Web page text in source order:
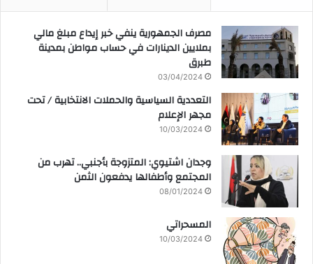
مصرف الجمهورية ينفي خبر إيداع مبلغ مالي
بملايين الدينارات في حساب مواطن بمدينة
طبرق
03/04/2024
التعددية السياسية والحملات الانتخابية / تحت
مجهر الإعلام
10/03/2024
وجدان اشتيوي: المتزوجة بأجنبي.. تهرب من
المجتمع وأطفالها يدفعون الثمن
08/01/2024
المسحراتي
10/03/2024